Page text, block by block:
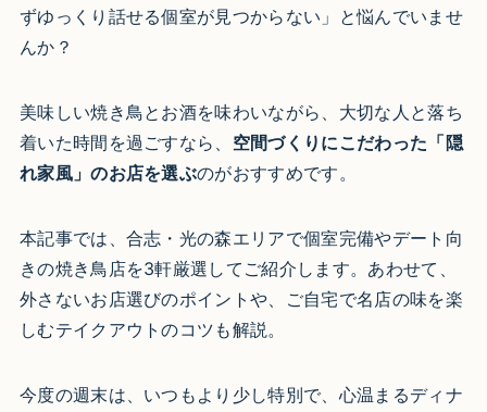
ずゆっくり話せる個室が見つからない」と悩んでいませ
んか？
美味しい焼き鳥とお酒を味わいながら、大切な人と落ち
着いた時間を過ごすなら、 空間づくりにこだわった「隠
れ家風」のお店を選ぶのがおすすめです。
本記事では、合志・光の森エリアで個室完備やデート向
きの焼き鳥店を3軒厳選してご紹介します。あわせて、
外さないお店選びのポイントや、ご自宅で名店の味を楽
しむテイクアウトのコツも解説。
今度の週末は、いつもより少し特別で、心温まるディナ